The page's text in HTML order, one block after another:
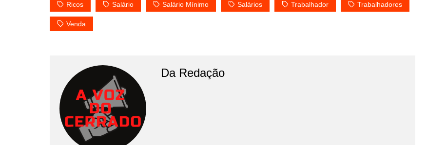
Ricos Salário Salário Mínimo Salários Trabalhador Trabalhadores
Venda
Da Redação